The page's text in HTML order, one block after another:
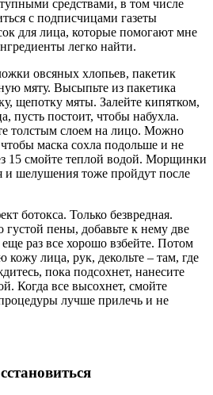
средствами, в том числе
с подписчицами газеты
для лица, которые помогают мне
легко найти.
овсяных хлопьев, пакетик
мяту. Высыпьте из пакетика
щепотку мяты. Залейте кипятком,
пусть постоит, чтобы набухла.
толстым слоем на лицо. Можно
маска сохла подольше и не
15 смойте теплой водой. Морщинки
и шелушения тоже пройдут после
ботокса. Только безвредная.
пены, добавьте к нему две
раз все хорошо взбейте. Потом
кожу лица, рук, декольте – там, где
пока подсохнет, нанесите
Когда все высохнет, смойте
лучше прилечь и не